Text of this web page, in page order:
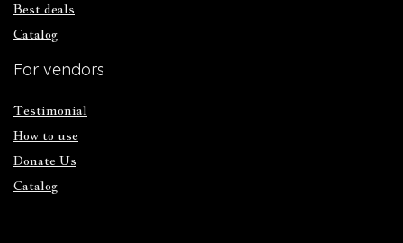
Best deals
Catalog
For vendors
Testimonial
How to use
Donate Us
Catalog